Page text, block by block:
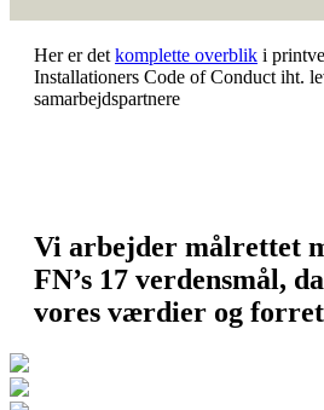
Her er det komplette overblik i
Installationers Code of Conduct iht.
samarbejdspartnere
Vi arbejder målrettet
FN’s 17 verdensmål,
vores værdier og